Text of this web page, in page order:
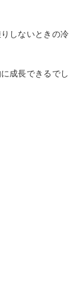
しないときの冷
成長できるでし